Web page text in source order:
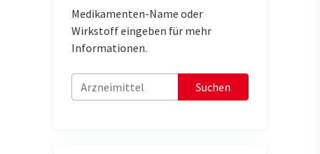
Medikamenten-Name oder
Wirkstoff eingeben für mehr
Informationen.
Suchen